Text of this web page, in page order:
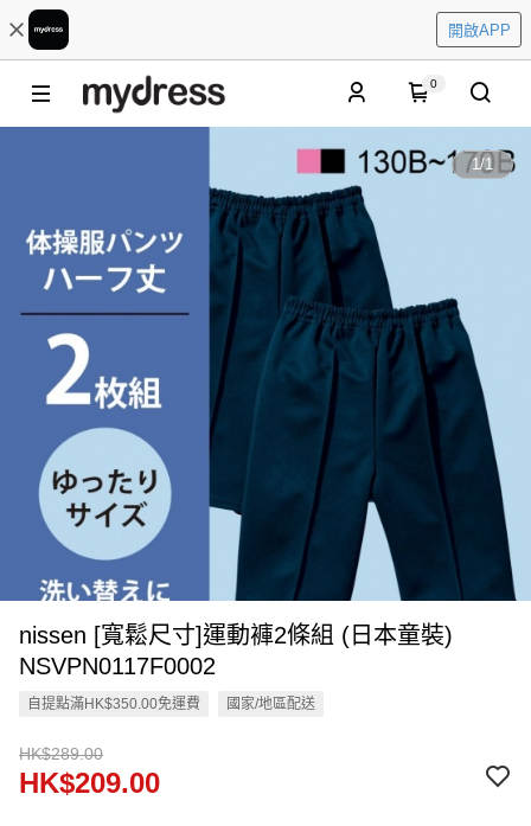
開啟APP
0
1/1
nissen [寬鬆尺寸]運動褲2條組 (日本童裝)
NSVPN0117F0002
自提點滿HK$350.00免運費 國家/地區配送
HK$289.00
HK$209.00